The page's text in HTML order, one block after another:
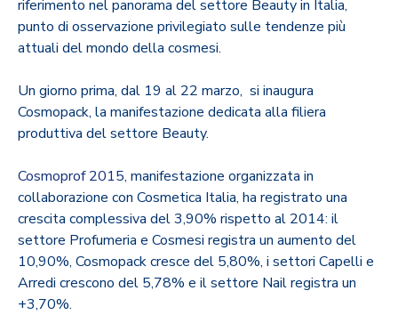
riferimento nel panorama del settore Beauty in Italia,
punto di osservazione privilegiato sulle tendenze più
attuali del mondo della cosmesi.
Un giorno prima, dal 19 al 22 marzo, si inaugura
Cosmopack, la manifestazione dedicata alla filiera
produttiva del settore Beauty.
Cosmoprof 2015, manifestazione organizzata in
collaborazione con Cosmetica Italia, ha registrato una
crescita complessiva del 3,90% rispetto al 2014: il
settore Profumeria e Cosmesi registra un aumento del
10,90%, Cosmopack cresce del 5,80%, i settori Capelli e
Arredi crescono del 5,78% e il settore Nail registra un
+3,70%.